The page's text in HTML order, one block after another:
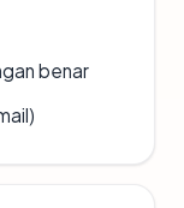
benar